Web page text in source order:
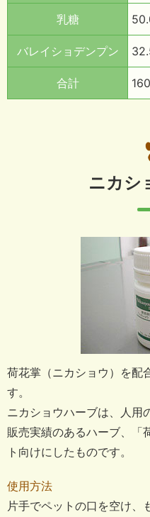
乳糖
バレイショデンプン
合計
ニカシ
荷花掌（ニカショウ）を配
す。
ニカショウハーブは、人用
販売実績のあるハーブ、「
ト向けにしたものです。
使用方法
片手でペットの口を空け、